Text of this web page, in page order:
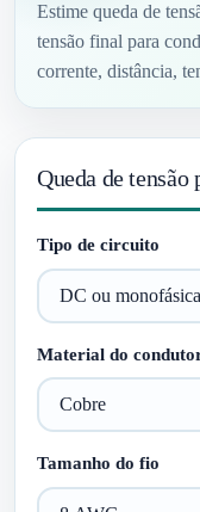
Estime queda de
tensão final para
corrente, distância,
Queda de
Tipo de circuito
Material do
Tamanho do fio